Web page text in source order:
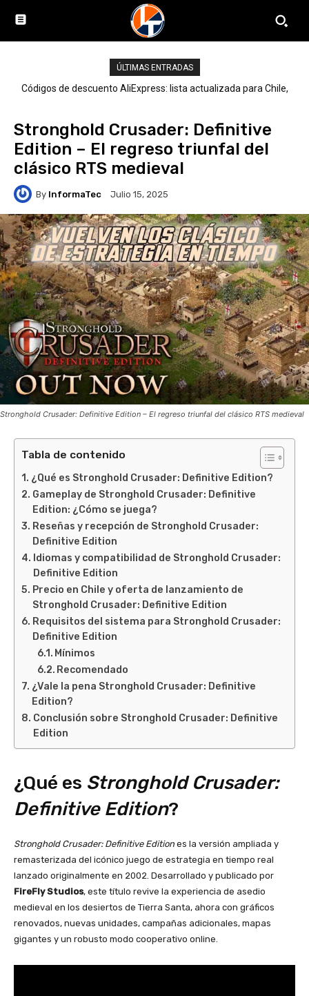
ÚLTIMAS ENTRADAS
Códigos de descuento AliExpress: lista actualizada para Chile,
Stronghold Crusader: Definitive
Edition – El regreso triunfal del
clásico RTS medieval
By InformaTec Julio 15, 2025
Stronghold Crusader: Definitive Edition – El regreso triunfal del clásico RTS medieval
Tabla de contenido
¿Qué es Stronghold Crusader: Definitive Edition?
Gameplay de Stronghold Crusader: Definitive
Edition: ¿Cómo se juega?
Reseñas y recepción de Stronghold Crusader:
Definitive Edition
Idiomas y compatibilidad de Stronghold Crusader:
Definitive Edition
Precio en Chile y oferta de lanzamiento de
Stronghold Crusader: Definitive Edition
Requisitos del sistema para Stronghold Crusader:
Definitive Edition
Mínimos
Recomendado
¿Vale la pena Stronghold Crusader: Definitive
Edition?
Conclusión sobre Stronghold Crusader: Definitive
Edition
¿Qué es Stronghold Crusader:
Definitive Edition?
Stronghold Crusader: Definitive Edition es la versión ampliada y
remasterizada del icónico juego de estrategia en tiempo real
lanzado originalmente en 2002. Desarrollado y publicado por
FireFly Studios, este título revive la experiencia de asedio
medieval en los desiertos de Tierra Santa, ahora con gráficos
renovados, nuevas unidades, campañas adicionales, mapas
gigantes y un robusto modo cooperativo online.